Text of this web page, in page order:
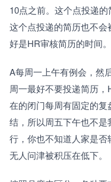
10点之前。这个点投递的
这个点投递的简历也不
好是HR审核简历的时间。
A每周一上午有例会，然
周一最好不要投递简历
在的闭门每周有固定的
结，所以周五下午也不
行，你也不知道人家是
无人问津被积压在低下。